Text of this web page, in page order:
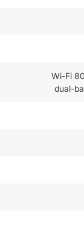
Wi-Fi
dual-